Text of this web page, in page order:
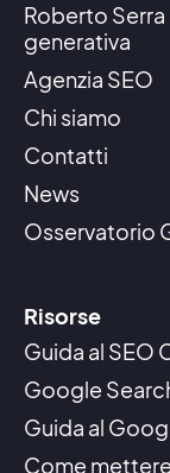
Roberto Serra
generativa
Agenzia SEO
Chi siamo
Contatti
News
Osservatorio
Risorse
Guida al SEO
Google
Guida al
Come